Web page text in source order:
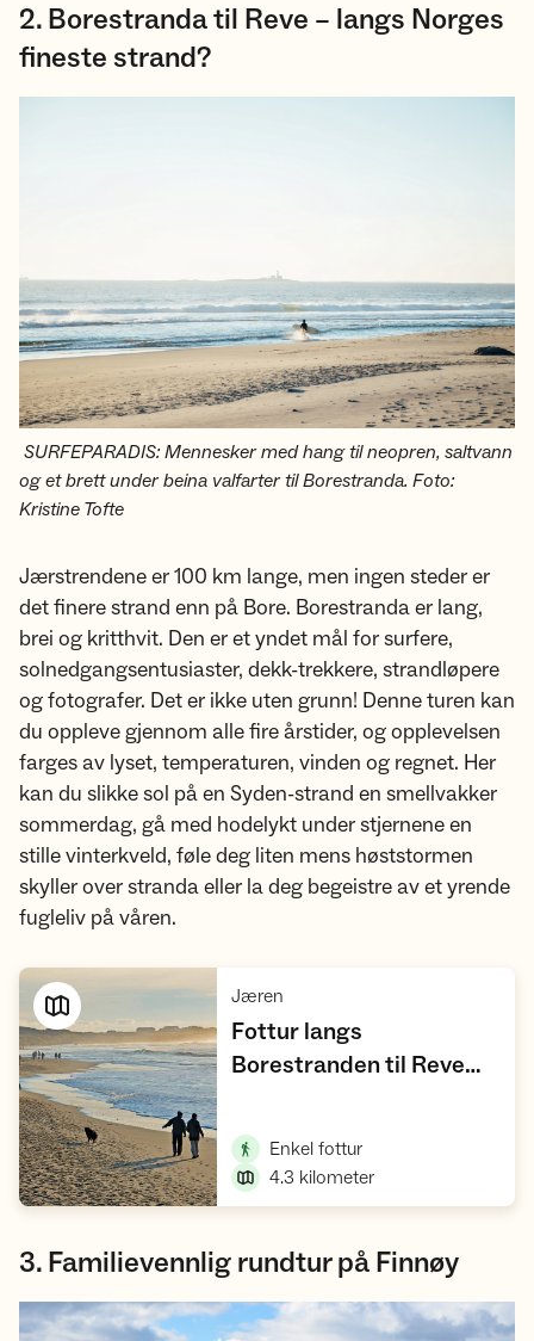
2. Borestranda til Reve – langs Norges
fineste strand?
SURFEPARADIS: Mennesker med hang til neopren, saltvann
og et brett under beina valfarter til Borestranda. Foto:
Kristine Tofte
Jærstrendene er 100 km lange, men ingen steder er
det finere strand enn på Bore. Borestranda er lang,
brei og kritthvit. Den er et yndet mål for surfere,
solnedgangsentusiaster, dekk-trekkere, strandløpere
og fotografer. Det er ikke uten grunn! Denne turen kan
du oppleve gjennom alle fire årstider, og opplevelsen
farges av lyset, temperaturen, vinden og regnet. Her
kan du slikke sol på en Syden-strand en smellvakker
sommerdag, gå med hodelykt under stjernene en
stille vinterkveld, føle deg liten mens høststormen
skyller over stranda eller la deg begeistre av et yrende
fugleliv på våren.
Jæren
Fottur langs
Borestranden til Reve
Enkel fottur,
4.3 kilometer
3. Familievennlig rundtur på Finnøy